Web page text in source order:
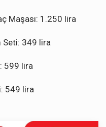
Maşası: 1.250 lira
Seti: 349 lira
599 lira
549 lira